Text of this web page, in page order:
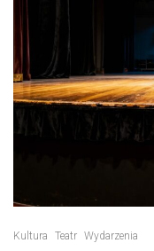
Kultura Teatr Wydarzenia